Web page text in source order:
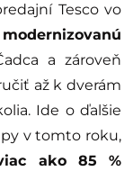
Tesco vo
modernizovanú
a zároveň
až k dverám
Ide o ďalšie
v tomto roku,
ako 85 %